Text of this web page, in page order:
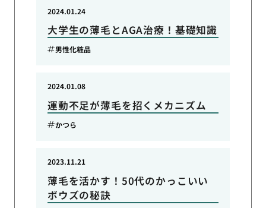
大学生の薄毛とAGA治療！基礎知識
2024.01.24
男性化粧品
運動不足が薄毛を招くメカニズム
2024.01.08
かつら
薄毛を活かす！50代のかっこいい
ボウズの秘訣
2023.11.21